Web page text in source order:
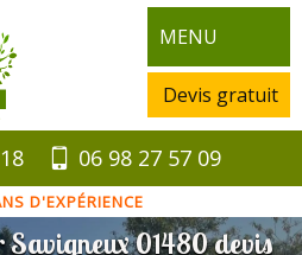
MENU
Devis gratuit
06 98 27 57 09
D'EXPÉRIENCE
01480 devis